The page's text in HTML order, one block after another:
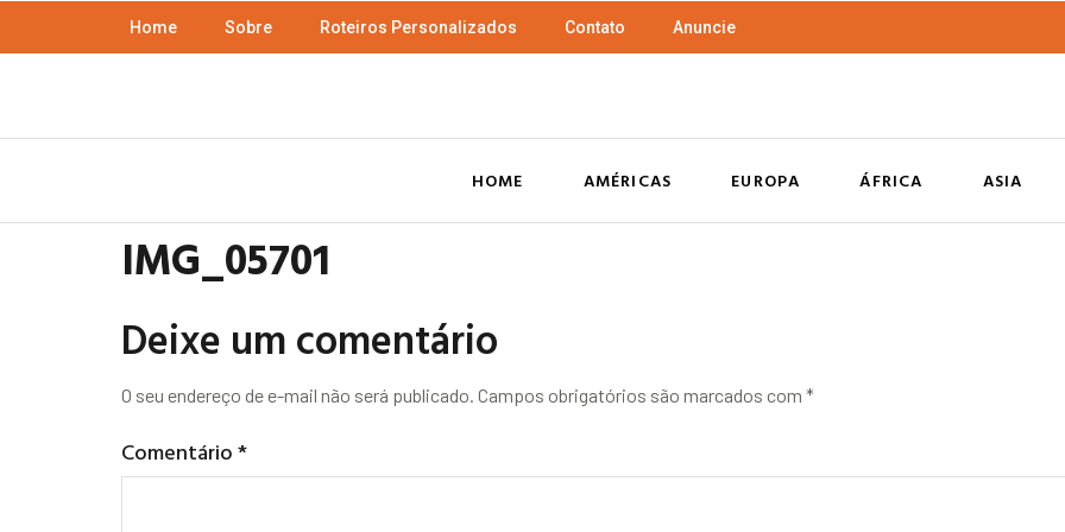
Home Sobre Roteiros Personalizados Contato Anuncie
HOME AMÉRICAS EUROPA ÁFRICA ASIA
IMG_05701
Deixe um comentário
O seu endereço de e-mail não será publicado. Campos obrigatórios são marcados com *
Comentário*